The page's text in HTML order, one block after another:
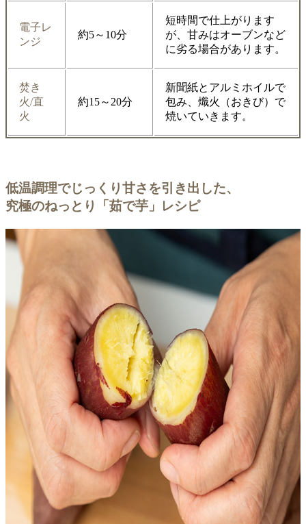
電子レ
ンジ
約5～10分
短時間で仕上がります
が、甘みはオーブンなど
に劣る場合があります。
焚き
火/直
火
約15～20分
新聞紙とアルミホイルで
包み、熾火（おきび）で
焼いていきます。
低温調理でじっくり甘さを引き出した、
究極のねっとり「茹で芋」レシピ